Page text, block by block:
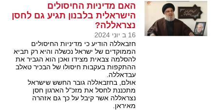
האם מדיניות החיסולים
הישראלית בלבנון תגיע גם לחסן
נצראללה?
16 ב יוני 2024
חזבאללה הודיע כי מדיניות החיסולים
הממוקדים של ישראל נכשלה והיא רק תביא
להסלמה צבאית מצידו ואכן הוא הגביר את
ההתקפות בעקבות חיסולו של הבכיר טאלב
עבדאללה.
אולם, בחזבאללה גובר החשש שישראל
מתכננת לחסל את מזכ"ל הארגון חסן
נצראללה אשר קיבל על כך גם אזהרה
מאיראן.